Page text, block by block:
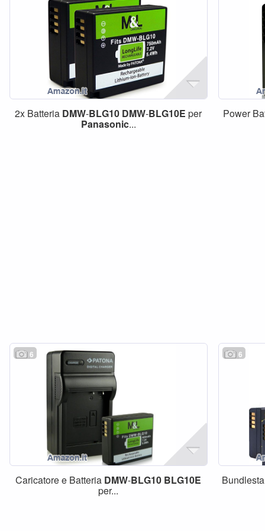
2x Batteria DMW-BLG10 DMW-BLG10E per
Panasonic...
Power
6
Caricatore e Batteria DMW-BLG10 BLG10E
per...
6